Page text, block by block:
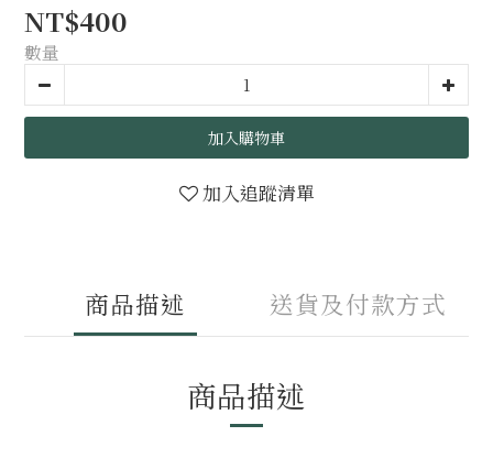
NT$400
數量
加入購物車
加入追蹤清單
商品描述 送貨及付款方式
商品描述